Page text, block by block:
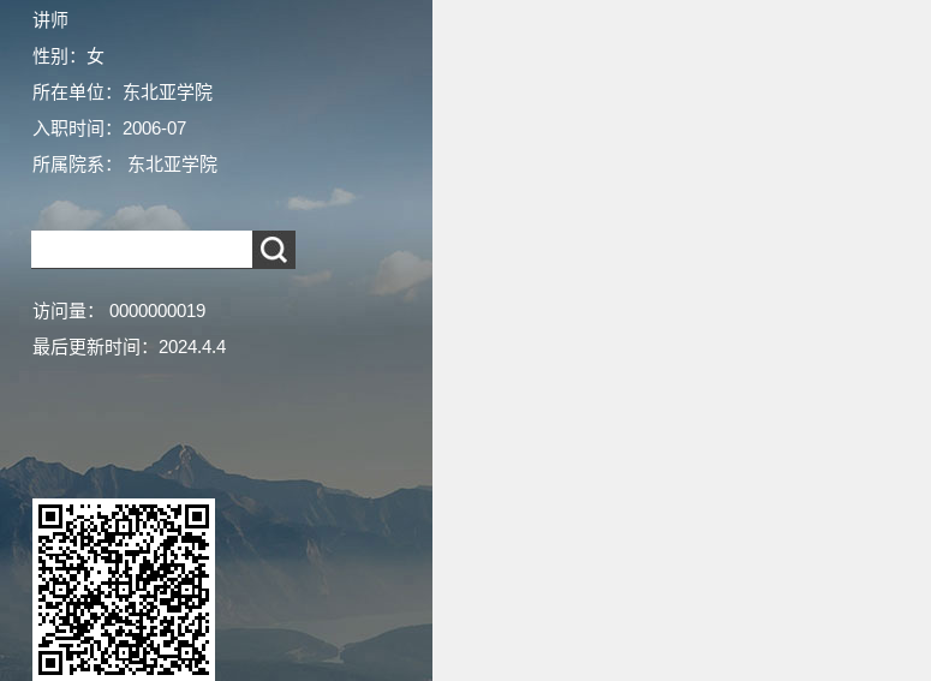
讲师
性别：女
所在单位：东北亚学院
入职时间：2006-07
所属院系： 东北亚学院
访问量： 0000000019
最后更新时间： 2024.4.4